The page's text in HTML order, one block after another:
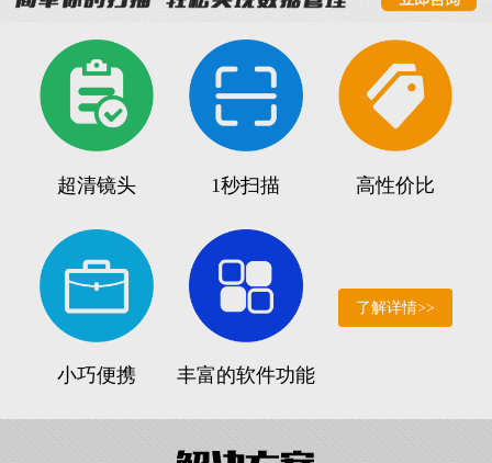
超清镜头 1秒扫描 高性价比
小巧便携 丰富的软件功能
了解详情>>